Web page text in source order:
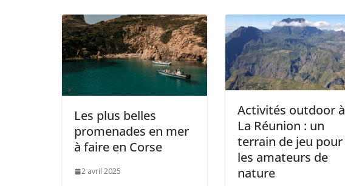
Les plus belles
promenades en mer
à faire en Corse
2 avril 2025
Activités outdoor à
La Réunion : un
terrain de jeu pour
les amateurs de
nature